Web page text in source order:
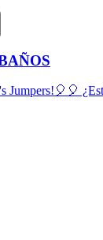
Jumpers!🎈🎈